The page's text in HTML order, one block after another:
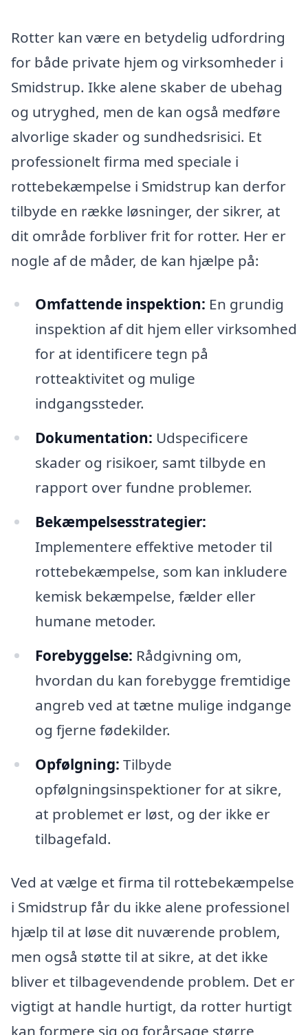
Rotter kan være en betydelig udfordring
for både private hjem og virksomheder i
Smidstrup. Ikke alene skaber de ubehag
og utryghed, men de kan også medføre
alvorlige skader og sundhedsrisici. Et
professionelt firma med speciale i
rottebekæmpelse i Smidstrup kan derfor
tilbyde en række løsninger, der sikrer, at
dit område forbliver frit for rotter. Her er
nogle af de måder, de kan hjælpe på:
Omfattende inspektion: En grundig
inspektion af dit hjem eller virksomhed
for at identificere tegn på
rotteaktivitet og mulige
indgangssteder.
Dokumentation: Udspecificere
skader og risikoer, samt tilbyde en
rapport over fundne problemer.
Bekæmpelsesstrategier:
Implementere effektive metoder til
rottebekæmpelse, som kan inkludere
kemisk bekæmpelse, fælder eller
humane metoder.
Forebyggelse: Rådgivning om,
hvordan du kan forebygge fremtidige
angreb ved at tætne mulige indgange
og fjerne fødekilder.
Opfølgning: Tilbyde
opfølgningsinspektioner for at sikre,
at problemet er løst, og der ikke er
tilbagefald.
Ved at vælge et firma til rottebekæmpelse
i Smidstrup får du ikke alene professionel
hjælp til at løse dit nuværende problem,
men også støtte til at sikre, at det ikke
bliver et tilbagevendende problem. Det er
vigtigt at handle hurtigt, da rotter hurtigt